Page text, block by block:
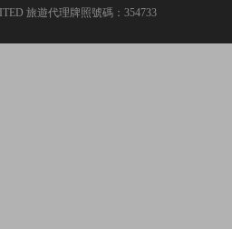
旅遊代理牌照號碼：354733